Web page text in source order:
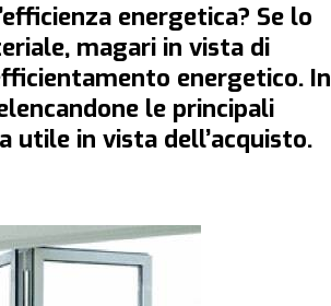
energetica? Se lo
magari in vista di
energetico. In
le principali
utile in vista dell’acquisto.